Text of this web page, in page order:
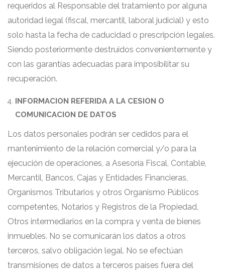
requeridos al Responsable del tratamiento por alguna
autoridad legal (fiscal, mercantil, laboral judicial) y esto
solo hasta la fecha de caducidad o prescripción legales.
Siendo posteriormente destruidos convenientemente y
con las garantías adecuadas para imposibilitar su
recuperación.
INFORMACION REFERIDA A LA CESION O
COMUNICACION DE DATOS
Los datos personales podrán ser cedidos para el
mantenimiento de la relación comercial y/o para la
ejecución de operaciones, a Asesoría Fiscal, Contable,
Mercantil, Bancos, Cajas y Entidades Financieras,
Organismos Tributarios y otros Organismo Públicos
competentes, Notarios y Registros de la Propiedad,
Otros intermediarios en la compra y venta de bienes
inmuebles. No se comunicarán los datos a otros
terceros, salvo obligación legal. No se efectúan
transmisiones de datos a terceros países fuera del